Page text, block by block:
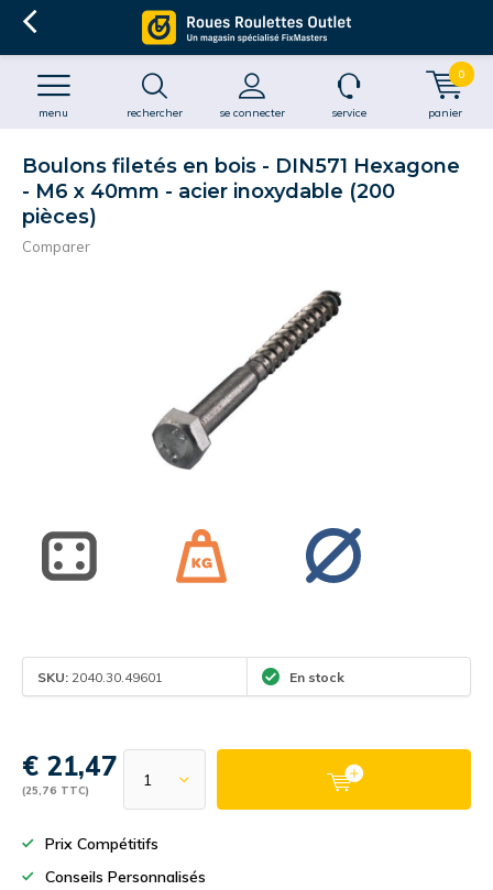
rechercher se connecter
menu service panier
0
Boulons filetés en bois - DIN571 Hexagone
- M6 x 40mm - acier inoxydable (200
pièces)
Comparer
SKU: 2040.30.49601 En stock
€ 21,47
(25,76 TTC)
Prix Compétitifs
Conseils Personnalisés